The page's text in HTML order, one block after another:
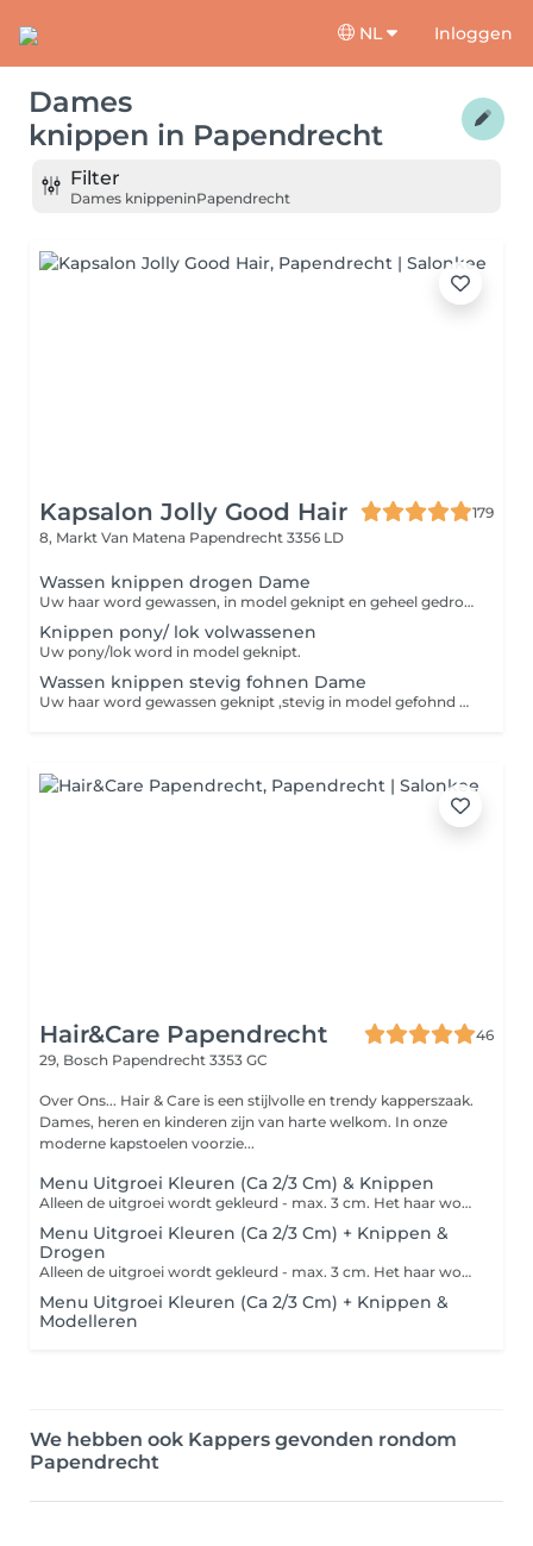
NL Inloggen
Dames
knippen in Papendrecht
Filter
Dames knippeninPapendrecht
Kapsalon Jolly Good Hair
179
8, Markt Van Matena Papendrecht 3356 LD
Wassen knippen drogen Dame
Uw haar word gewassen, in model geknipt en geheel gedroogd licht met een borstel / fohnborstel/ diffuser of geblowd. (alles is inclusief versteviging/lak/ gel) Niet gewassen dan €2 korting!
Knippen pony/ lok volwassenen
Uw pony/lok word in model geknipt.
Wassen knippen stevig fohnen Dame
Uw haar word gewassen geknipt ,stevig in model gefohnd met een borstel en met een krultang (alles is inclusief versteviging)
Hair&Care Papendrecht
46
29, Bosch Papendrecht 3353 GC
Over Ons... Hair & Care is een stijlvolle en trendy kapperszaak.
Dames, heren en kinderen zijn van harte welkom. In onze
moderne kapstoelen voorzie...
Menu Uitgroei Kleuren (Ca 2/3 Cm) & Knippen
Alleen de uitgroei wordt gekleurd - max. 3 cm. Het haar wordt gewassen en geknipt.
Menu Uitgroei Kleuren (Ca 2/3 Cm) + Knippen &
Drogen
Alleen de uitgroei wordt gekleurd - max. 3 cm. Het haar wordt gewassen, geknipt en gedroogd.
Menu Uitgroei Kleuren (Ca 2/3 Cm) + Knippen &
Modelleren
We hebben ook Kappers gevonden rondom
Papendrecht